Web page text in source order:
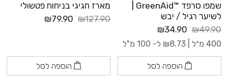
לשיער רגיל / יבש
₪49.90
₪34.90
400 מ״ל | ₪8.73 ל- 100 מ"ל
הוספה לסל
מארז חגיגי בניחוח פטשולי
₪127.90
₪79.90
הוספה לסל